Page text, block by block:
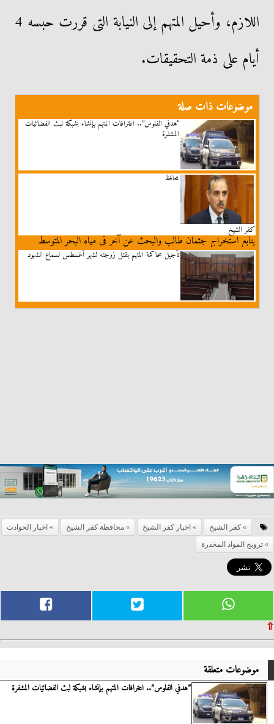
اللازم، وأحيل المتهم إلى النيابة التى قررت حبسه 4
أيام على ذمة التحقيقات.
موضوعات ذات صلة
”هدفي الفلوس”.. اعترافات المتهم بإنشاء بشبكة لبث الفضائيات
المشفرة
محافظ
كفر الشيخ
يتابع استخراج جثمان طالب والبحث عن آخر فى مياه البحر المتوسط
تأجيل محاكمة المتهم بقتل زوجته لشهر أغسطس لسماع الشهود
كفر الشيخ اخبار كفر الشيخ محافظة كفر الشيخ
اخبار الحوادث
ترويج المواد المخدرة
⇧
موضوعات متعلقة
”هدفي الفلوس”.. اعترافات المتهم بإنشاء بشبكة لبث الفضائيات المشفرة